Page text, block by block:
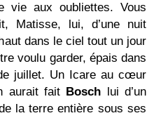
vie aux oubliettes. Vous
Matisse, lui, d’une nuit
dans le ciel tout un jour
voulu garder, épais dans
juillet. Un Icare au cœur
aurait fait Bosch lui d’un
la terre entière sous ses